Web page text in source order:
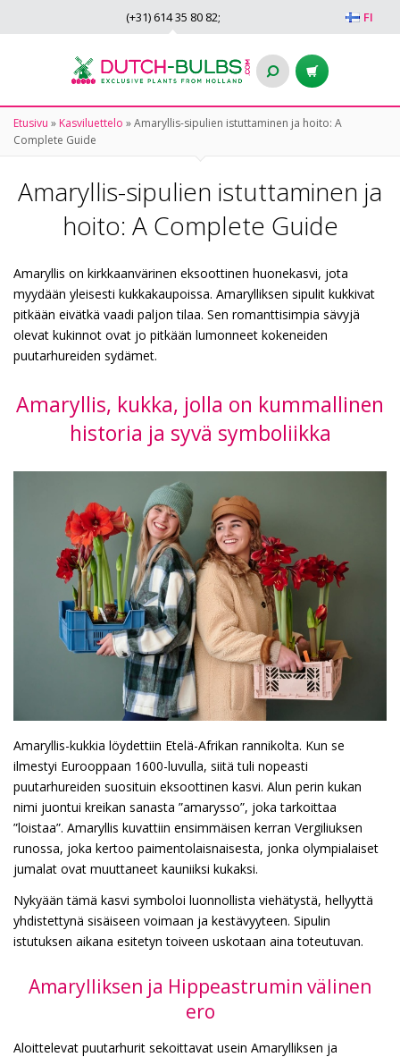
FI
(+31) 614 35 80 82;
Etusivu » Kasviluettelo »Amaryllis-sipulien istuttaminen ja hoito: A
Complete Guide
Amaryllis-sipulien istuttaminen ja
hoito: A Complete Guide
Amaryllis on kirkkaanvärinen eksoottinen huonekasvi, jota
myydään yleisesti kukkakaupoissa. Amarylliksen sipulit kukkivat
pitkään eivätkä vaadi paljon tilaa. Sen romanttisimpia sävyjä
olevat kukinnot ovat jo pitkään lumonneet kokeneiden
puutarhureiden sydämet.
Amaryllis, kukka, jolla on kummallinen
historia ja syvä symboliikka
Amaryllis-kukkia löydettiin Etelä-Afrikan rannikolta. Kun se
ilmestyi Eurooppaan 1600-luvulla, siitä tuli nopeasti
puutarhureiden suosituin eksoottinen kasvi. Alun perin kukan
nimi juontui kreikan sanasta ”amarysso”, joka tarkoittaa
”loistaa”. Amaryllis kuvattiin ensimmäisen kerran Vergiliuksen
runossa, joka kertoo paimentolaisnaisesta, jonka olympialaiset
jumalat ovat muuttaneet kauniiksi kukaksi.
Nykyään tämä kasvi symboloi luonnollista viehätystä, hellyyttä
yhdistettynä sisäiseen voimaan ja kestävyyteen. Sipulin
istutuksen aikana esitetyn toiveen uskotaan aina toteutuvan.
Amarylliksen ja Hippeastrumin välinen
ero
Aloittelevat puutarhurit sekoittavat usein Amarylliksen ja